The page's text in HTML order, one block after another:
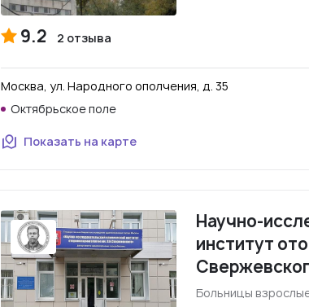
9.2 2 отзыва
Москва, ул. Народного ополчения, д. 35
Октябрьское поле
Показать на карте
Научно-
институт
Больницы